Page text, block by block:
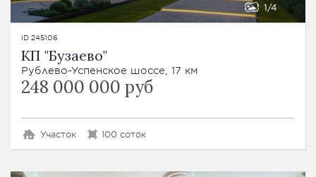
1 4
ID 245106
КП "Бузаево"
Рублево-Успенское шоссе, 17 км
248 000 000 руб
Участок 100 соток